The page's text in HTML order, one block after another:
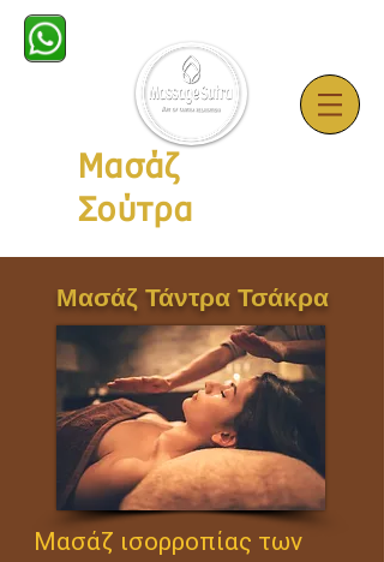
Μασάζ
Σούτρα
Μασάζ Τάντρα Τσάκρα
Μασάζ ισορροπίας των